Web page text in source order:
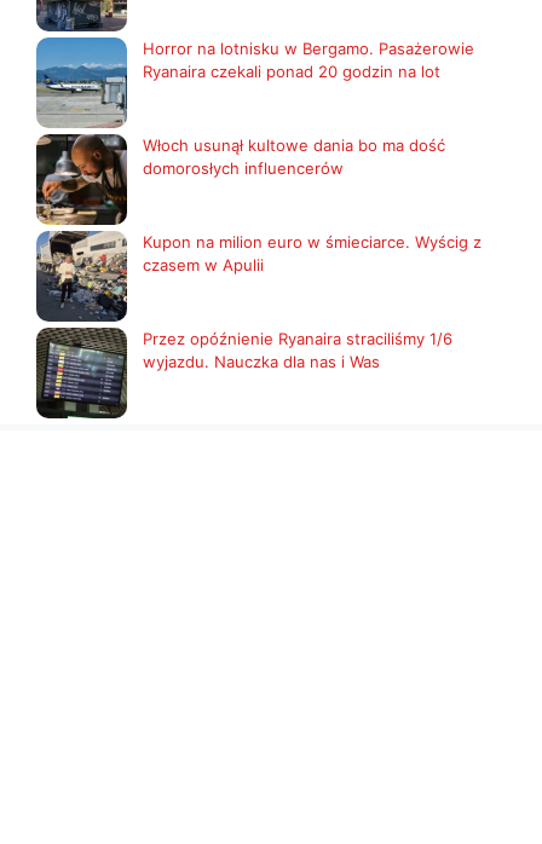
Horror na lotnisku w Bergamo. Pasażerowie
Ryanaira czekali ponad 20 godzin na lot
Włoch usunął kultowe dania bo ma dość
domorosłych influencerów
Kupon na milion euro w śmieciarce. Wyścig z
czasem w Apulii
Przez opóźnienie Ryanaira straciliśmy 1/6
wyjazdu. Nauczka dla nas i Was